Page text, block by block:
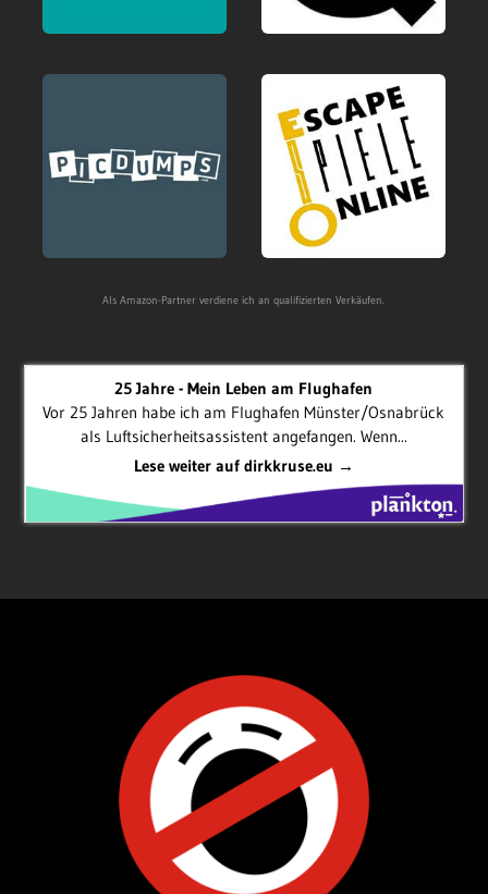
Als Amazon-Partner verdiene ich an qualifizierten Verkäufen.
25 Jahre - Mein Leben am Flughafen
Vor 25 Jahren habe ich am Flughafen Münster/Osnabrück
als Luftsicherheitsassistent angefangen. Wenn...
Lese weiter auf dirkkruse.eu →